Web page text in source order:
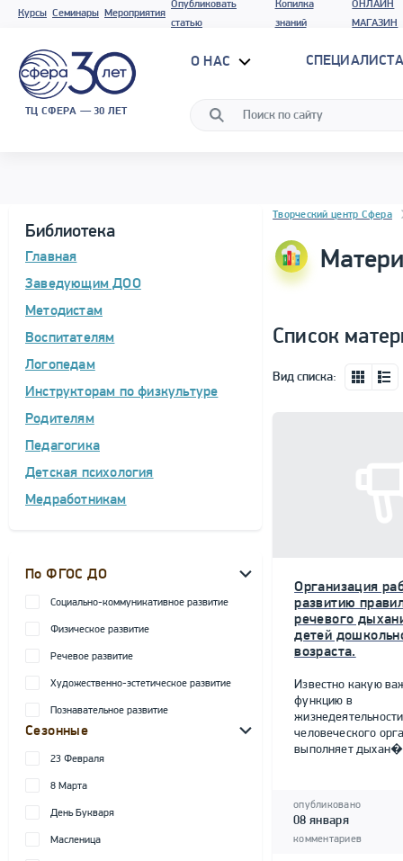
Курсы Семинары Мероприятия
Опубликовать
статью
Копилка
знаний
ОНЛАЙН
МАГАЗИН
ТЦ СФЕРА — 30 ЛЕТ
О НАС
Библиотека
Главная
Заведующим ДОО
Методистам
Воспитателям
Логопедам
Инструкторам по физкультуре
Родителям
Педагогика
Детская психология
Медработникам
По ФГОС ДО
Социально-коммуникативное развитие
Физическое развитие
Речевое развитие
Художественно-эстетическое развитие
Познавательное развитие
Сезонные
23 Февраля
8 Марта
День Букваря
Масленица
Блок новостей
Творческий центр Сфера
Список
Вид списка:
Организация
развитию
речевого
детей
возраста.
Известно какую
функцию в
жизнедеятельности
человеческого
выполняет
опубликовано
08 января
комментариев